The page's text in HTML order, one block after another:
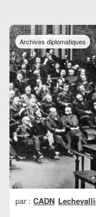
Archives diplomatiques
par :CADN